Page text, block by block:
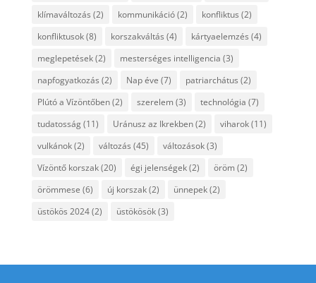
klímaváltozás (2) kommunikáció(2) konfliktus (2)
konfliktusok(8) korszakváltás (4) kártyaelemzés (4)
meglepetések(2) mesterséges intelligencia (3)
napfogyatkozás (2) Nap éve (7) patriarchátus (2)
Plútó a Vízöntőben(2) szerelem (3) technológia (7)
tudatosság(11) Uránusz az Ikrekben(2) viharok(11)
vulkánok(2) változás (45) változások(3)
Vízöntő korszak(20) égi jelenségek(2) öröm (2)
örömmese (6) új korszak(2) ünnepek(2)
üstökös 2024(2) üstökösök(3)